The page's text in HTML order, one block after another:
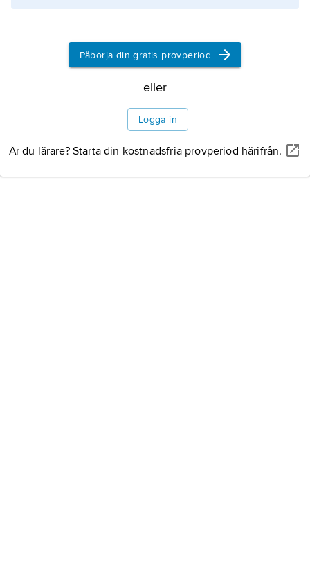
Påbörja din gratis provperiod
eller
Logga in
Är du lärare? Starta din kostnadsfria provperiod härifrån.